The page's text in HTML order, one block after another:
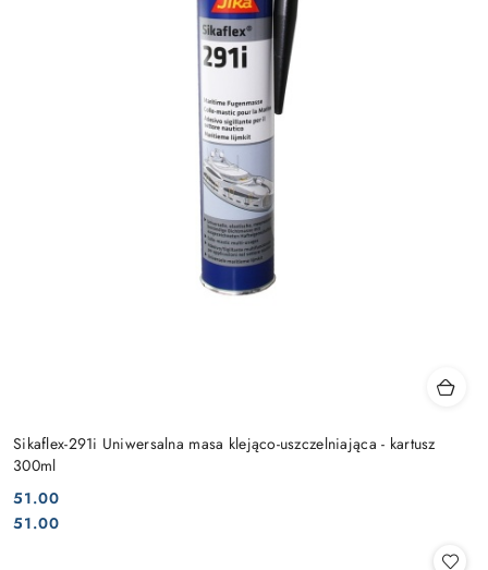
Sikaflex-291i Uniwersalna masa klejąco-uszczelniająca - kartusz
300ml
Cena:
51.00
Cena:
51.00